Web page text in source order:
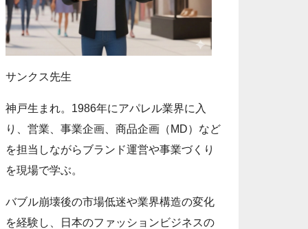
サンクス先生
神戸生まれ。1986年にアパレル業界に入
り、営業、事業企画、商品企画（MD）など
を担当しながらブランド運営や事業づくり
を現場で学ぶ。
バブル崩壊後の市場低迷や業界構造の変化
を経験し、日本のファッションビジネスの